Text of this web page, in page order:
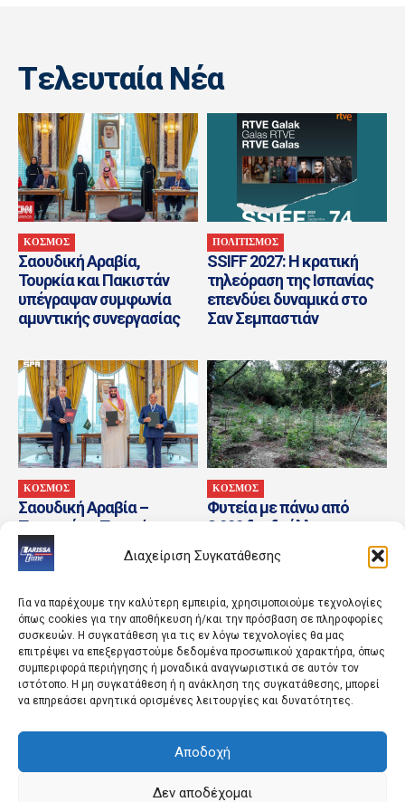
Διαχείριση Συγκατάθεσης
Για να παρέχουμε την καλύτερη εμπειρία, χρησιμοποιούμε τεχνολογίες
όπως cookies για την αποθήκευση ή/και την πρόσβαση σε πληροφορίες
συσκευών. Η συγκατάθεση για τις εν λόγω τεχνολογίες θα μας
επιτρέψει να επεξεργαστούμε δεδομένα προσωπικού χαρακτήρα, όπως
συμπεριφορά περιήγησης ή μοναδικά αναγνωριστικά σε αυτόν τον
ιστότοπο. Η μη συγκατάθεση ή η ανάκληση της συγκατάθεσης, μπορεί
να επηρεάσει αρνητικά ορισμένες λειτουργίες και δυνατότητες.
Αποδοχή
Δεν αποδέχομαι
Tελευταία Nέα
ΚΟΣΜΟΣ
Σαουδική Αραβία,
Τουρκία και Πακιστάν
υπέγραψαν συμφωνία
αμυντικής συνεργασίας
ΠΟΛΙΤΙΣΜΟΣ
SSIFF 2027: Η κρατική
τηλεόραση της Ισπανίας
επενδύει δυναμικά στο
Σαν Σεμπαστιάν
ΚΟΣΜΟΣ
Σαουδική Αραβία –
Πακιστάν – Τουρκία:
Υπεγράφη η «κοινή
αμυντική συμφωνία της
ΚΟΣΜΟΣ
Φυτεία με πάνω από
2.000 δενδρύλλια
κάνναβης εντοπίστηκε σε
δύσβατη δασική περιοχή
Στο πλευρό της ΕΠΟΜΕΑ
ΠΟΛΙΤΙΚΗ
Σε κλίμα συγκίνησης το
μνημόσυνο για τον έναν